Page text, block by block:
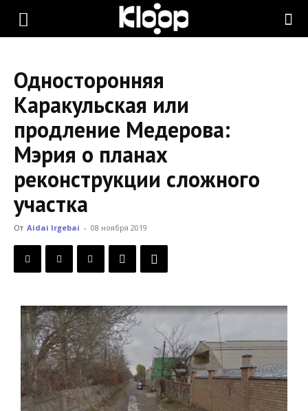
KLOOP.KG
Новости
Кыргызстана
Односторонняя
Каракульская или
продление Медерова:
Мэрия о планах
реконструкции сложного
участка
От Aidai Irgebai - 08 ноября 2019